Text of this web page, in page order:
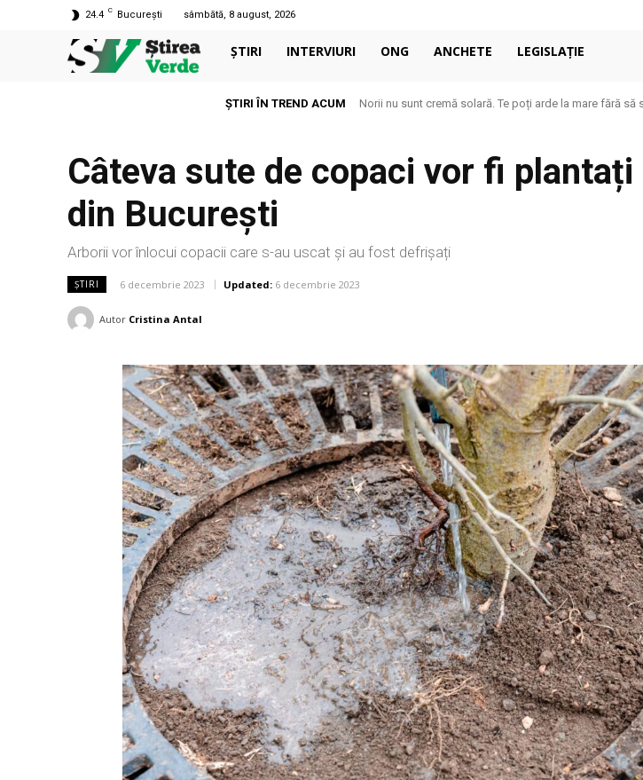
24.4 C București sâmbătă, 8 august, 2026
ȘTIRI INTERVIURI ONG ANCHETE LEGISLAȚIE
ȘTIRI ÎN TREND ACUMNorii nu sunt cremă solară. Te poți arde la mare fără să
Aerul condiționat în casă: de ce 27°C poate fi mai
Câteva sute de copaci vor fi
din București
Arborii vor înlocui copacii care s-au uscat și au fost defrișați
ȘTIRI 6 decembrie 2023 Updated: 6 decembrie 2023
Autor Cristina Antal